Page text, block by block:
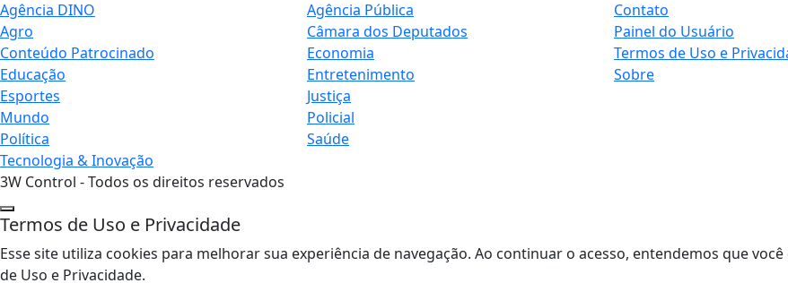
Agência DINO
Agência Pública
Agro
Câmara dos Deputados
Conteúdo Patrocinado
Economia
Educação
Entretenimento
Esportes
Justiça
Mundo
Policial
Política
Saúde
Tecnologia & Inovação
Contato
Painel do Usuário
Termos de Uso e
Sobre
3W Control - Todos os direitos reservados
Termos de Uso e Privacidade
Esse site utiliza cookies para melhorar sua experiência de navegação. Ao continuar o acesso, entendemos que
de Uso e Privacidade.